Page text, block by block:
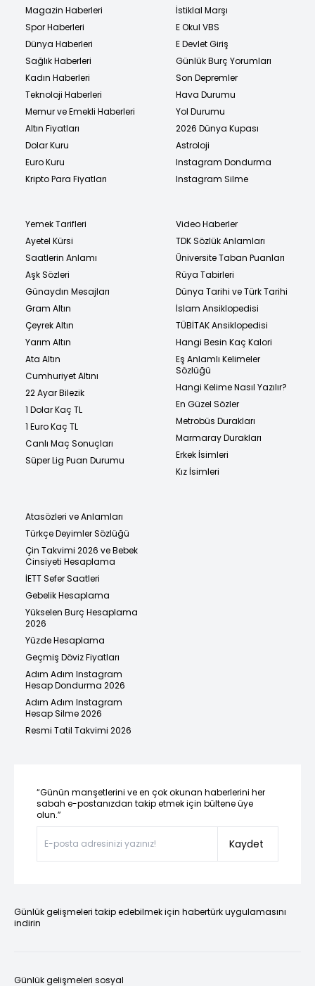
Magazin Haberleri
Spor Haberleri
Dünya Haberleri
Sağlık Haberleri
Kadın Haberleri
Teknoloji Haberleri
Memur ve Emekli Haberleri
Altın Fiyatları
Dolar Kuru
Euro Kuru
Kripto Para Fiyatları
İstiklal Marşı
E Okul VBS
E Devlet Giriş
Günlük Burç Yorumları
Son Depremler
Hava Durumu
Yol Durumu
2026 Dünya Kupası
Astroloji
Instagram Dondurma
Instagram Silme
Yemek Tarifleri
Ayetel Kürsi
Saatlerin Anlamı
Aşk Sözleri
Günaydın Mesajları
Gram Altın
Çeyrek Altın
Yarım Altın
Ata Altın
Cumhuriyet Altını
22 Ayar Bilezik
1 Dolar Kaç TL
1 Euro Kaç TL
Canlı Maç Sonuçları
Süper Lig Puan Durumu
Video Haberler
TDK Sözlük Anlamları
Üniversite Taban Puanları
Rüya Tabirleri
Dünya Tarihi ve Türk Tarihi
İslam Ansiklopedisi
TÜBİTAK Ansiklopedisi
Hangi Besin Kaç Kalori
Eş Anlamlı Kelimeler
Sözlüğü
Hangi Kelime Nasıl Yazılır?
En Güzel Sözler
Metrobüs Durakları
Marmaray Durakları
Erkek İsimleri
Kız İsimleri
Atasözleri ve Anlamları
Türkçe Deyimler Sözlüğü
Çin Takvimi 2026 ve Bebek
Cinsiyeti Hesaplama
İETT Sefer Saatleri
Gebelik Hesaplama
Yükselen Burç Hesaplama
2026
Yüzde Hesaplama
Geçmiş Döviz Fiyatları
Adım Adım Instagram
Hesap Dondurma 2026
Adım Adım Instagram
Hesap Silme 2026
Resmi Tatil Takvimi 2026
“Günün manşetlerini ve en çok okunan haberlerini her
sabah e-postanızdan takip etmek için bültene üye
olun.”
Kaydet
Günlük gelişmeleri takip edebilmek için habertürk uygulamasını
indirin
Günlük gelişmeleri sosyal